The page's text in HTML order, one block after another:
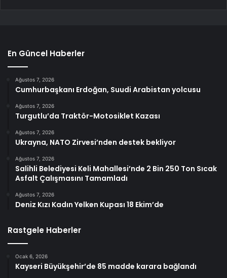
En Güncel Haberler
Ağustos 7, 2026
Cumhurbaşkanı Erdoğan, Suudi Arabistan yolcusu
Ağustos 7, 2026
Turgutlu’da Traktör-Motosiklet Kazası
Ağustos 7, 2026
Ukrayna, NATO Zirvesi’nden destek bekliyor
Ağustos 7, 2026
Salihli Belediyesi Keli Mahallesi’nde 2 Bin 250 Ton Sıcak
Asfalt Çalışmasını Tamamladı
Ağustos 7, 2026
Deniz Kızı Kadın Yelken Kupası 18 Ekim’de
Rastgele Haberler
Ocak 6, 2026
Kayseri Büyükşehir’de 85 madde karara bağlandı